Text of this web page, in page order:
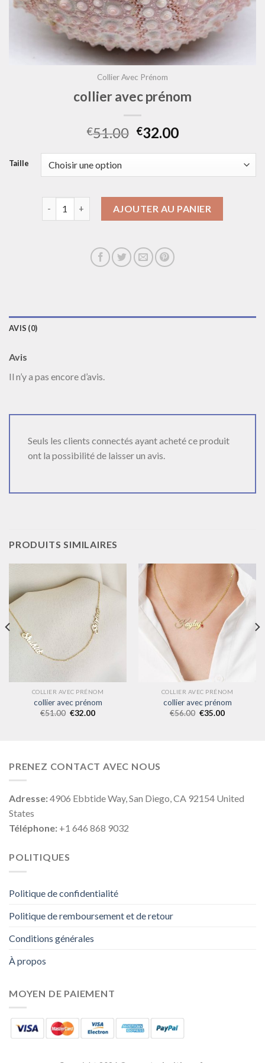
Collier Avec Prénom
collier avec prénom
€51.00 €32.00
Taille
AJOUTER AU PANIER
AVIS (0)
Avis
Il n’y a pas encore d’avis.
Seuls les clients connectés ayant acheté ce produit
ont la possibilité de laisser un avis.
PRODUITS SIMILAIRES
COLLIER AVEC PRÉNOM
collier avec prénom
€51.00 €32.00
COLLIER AVEC PRÉNOM
collier avec prénom
€56.00 €35.00
PRENEZ CONTACT AVEC NOUS
Adresse:4906 Ebbtide Way, San Diego, CA 92154 United
States
Téléphone: +1 646 868 9032
POLITIQUES
Politique de confidentialité
Politique de remboursement et de retour
Conditions générales
À propos
MOYEN DE PAIEMENT